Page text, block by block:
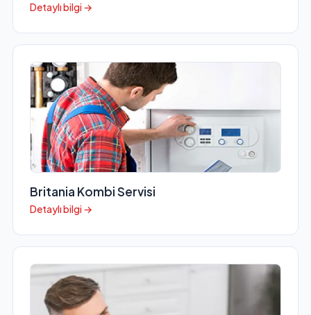
Detaylı bilgi →
Britania Kombi Servisi
Detaylı bilgi →